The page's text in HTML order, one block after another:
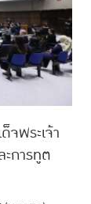
พระเจ้า
การทูต